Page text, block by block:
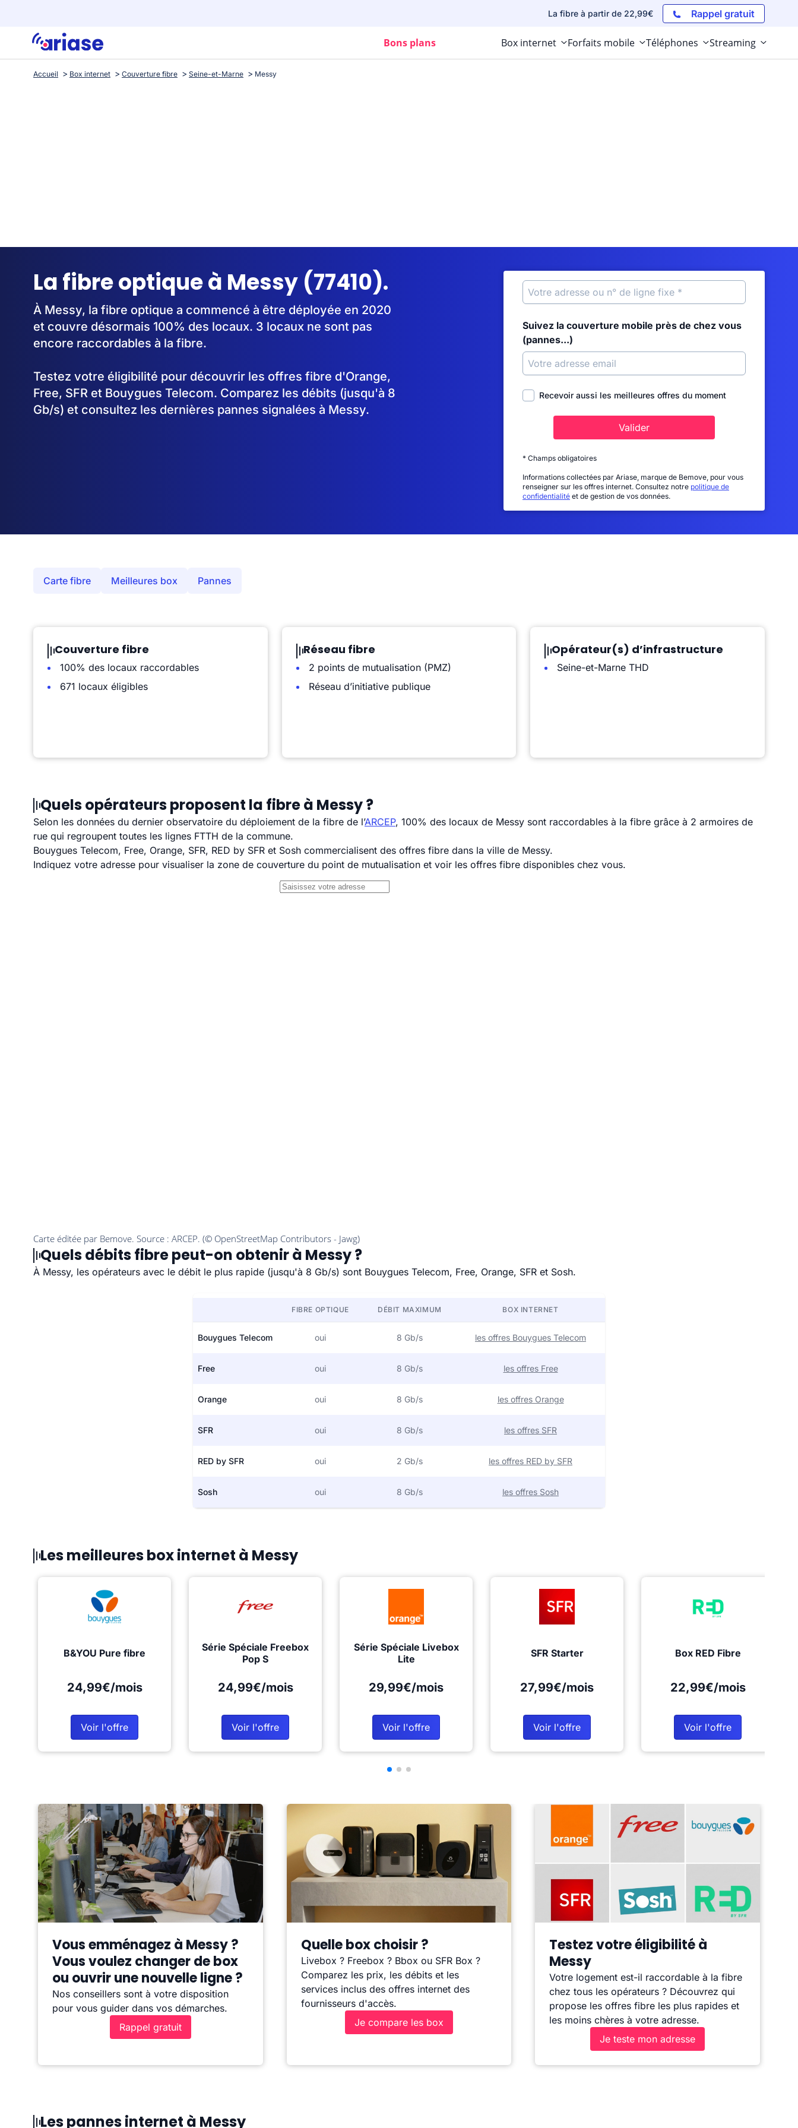
La fibre à partir de 22,99€ Rappel gratuit
Bons plans Box internet Forfaits mobile Téléphones Streaming
Accueil Box internet Couverture fibre Seine-et-Marne Messy
La fibre optique à Messy (77410).
À Messy, la fibre optique a commencé à être déployée en 2020
et couvre désormais 100% des locaux. 3 locaux ne sont pas
encore raccordables à la fibre.
Testez votre éligibilité pour découvrir les offres fibre d'Orange,
Free, SFR et Bouygues Telecom. Comparez les débits (jusqu'à 8
Gb/s) et consultez les dernières pannes signalées à Messy.
Suivez la couverture mobile près de chez vous
(pannes...)
Recevoir aussi les meilleures offres du moment
Valider
* Champs obligatoires
Informations collectées par Ariase, marque de Bemove, pour vous
renseigner sur les offres internet. Consultez notre politique de
confidentialité et de gestion de vos données.
Carte fibre Meilleures box Pannes
Couverture fibre
100% des locaux raccordables
671 locaux éligibles
Réseau fibre
2 points de mutualisation (PMZ)
Réseau d’initiative publique
Opérateur(s) d’infrastructure
Seine-et-Marne THD
Quels opérateurs proposent la fibre à Messy ?
Selon les données du dernier observatoire du déploiement de la fibre de l’ARCEP, 100% des locaux de Messy sont raccordables à la fibre grâce à 2 armoires de
rue qui regroupent toutes les lignes FTTH de la commune.
Bouygues Telecom, Free, Orange, SFR, RED by SFR et Sosh commercialisent des offres fibre dans la ville de Messy.
Indiquez votre adresse pour visualiser la zone de couverture du point de mutualisation et voir les offres fibre disponibles chez vous.
Quels débits fibre peut-on obtenir à Messy ?
À Messy, les opérateurs avec le débit le plus rapide (jusqu'à 8 Gb/s) sont Bouygues Telecom, Free, Orange, SFR et Sosh.
FIBRE OPTIQUE DÉBIT MAXIMUM BOX INTERNET
Bouygues Telecom oui 8 Gb/s les offres Bouygues Telecom
Free oui 8 Gb/s les offres Free
Orange oui 8 Gb/s les offres Orange
SFR oui 8 Gb/s les offres SFR
RED by SFR oui 2 Gb/s les offres RED by SFR
Sosh oui 8 Gb/s les offres Sosh
Les meilleures box internet à Messy
B&YOU Pure fibre
24,99€/mois
Voir l'offre
Série Spéciale Freebox
Pop S
24,99€/mois
Voir l'offre
Série Spéciale Livebox
Lite
29,99€/mois
Voir l'offre
SFR Starter
27,99€/mois
Voir l'offre
Box RED Fibre
22,99€/mois
Voir l'offre
Vous emménagez à Messy ?
Vous voulez changer de box
ou ouvrir une nouvelle ligne ?
Nos conseillers sont à votre disposition
pour vous guider dans vos démarches.
Rappel gratuit
Quelle box choisir ?
Livebox ? Freebox ? Bbox ou SFR Box ?
Comparez les prix, les débits et les
services inclus des offres internet des
fournisseurs d'accès.
Je compare les box
Testez votre éligibilité à
Messy
Votre logement est-il raccordable à la fibre
chez tous les opérateurs ? Découvrez qui
propose les offres fibre les plus rapides et
les moins chères à votre adresse.
Je teste mon adresse
Les pannes internet à Messy